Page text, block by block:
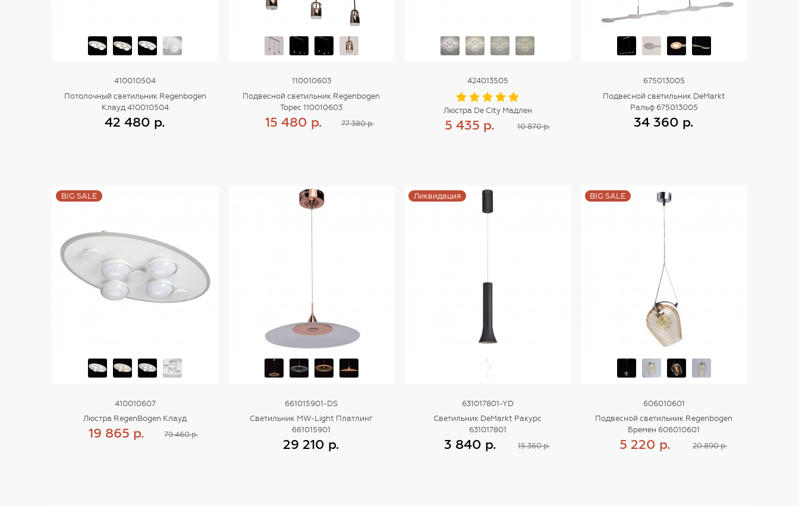
410010504
Потолочный светильник Regenbogen
Клауд 410010504
42 480 р.
110010603
Подвесной светильник Regenbogen
Торес 110010603
15 480 р.
77 380 р.
424013505
Люстра De City Мадлен
5 435 р.
10 870 р.
675013005
Подвесной светильник DeMarkt
Ральф 675013005
34 360 р.
BIG SALE
410010607
Люстра RegenBogen Клауд
19 865 р.
79 460 р.
661015901-DS
Светильник MW-Light Платлинг
661015901
29 210 р.
Ликвидация
631017801-YD
Светильник DeMarkt Ракурс
631017801
3 840 р.
15 360 р.
BIG SALE
606010601
Подвесной светильник Regenbogen
Бремен 606010601
5 220 р.
20 890 р.